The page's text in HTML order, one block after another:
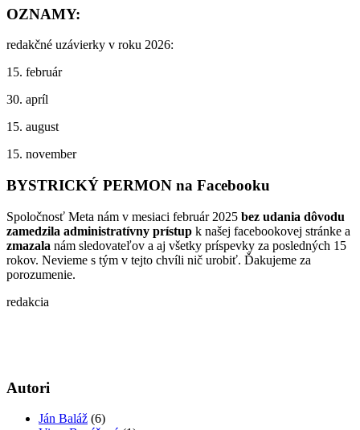
OZNAMY:
redakčné uzávierky v roku 2026:
15. február
30. apríl
15. august
15. november
BYSTRICKÝ PERMON na Facebooku
Spoločnosť Meta nám v mesiaci február 2025 bez udania dôvodu
zamedzila administratívny prístup k našej facebookovej stránke a
zmazala nám sledovateľov a aj všetky príspevky za posledných 15
rokov. Nevieme s tým v tejto chvíli nič urobiť. Ďakujeme za
porozumenie.
redakcia
Autori
Ján Baláž (6)